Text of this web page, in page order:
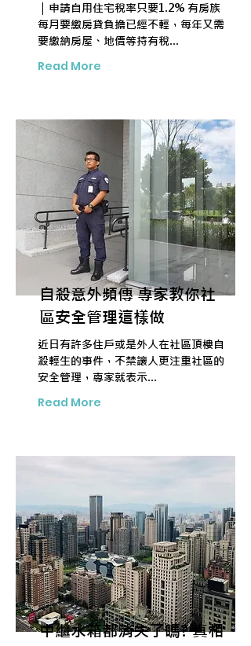
｜申請自用住宅稅率只要1.2% 有房族
每月要繳房貸負擔已經不輕，每年又需
要繳納房屋、地價等持有稅...
Read More
自殺意外頻傳 專家教你社
區安全管理這樣做
近日有許多住戶或是外人在社區頂樓自
殺輕生的事件，不禁讓人更注重社區的
安全管理，專家就表示...
Read More
中繼水箱都消失了嗎? 真相